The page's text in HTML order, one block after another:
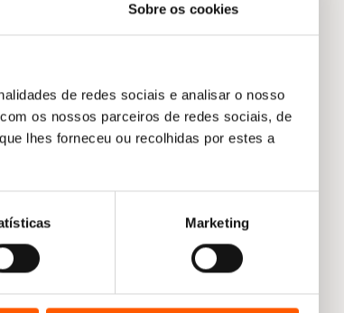
Sobre os cookies
de redes sociais e analisar o nosso
os nossos parceiros de redes sociais, de
lhes forneceu ou recolhidas por estes a
Marketing